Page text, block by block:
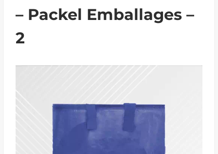
– Packel Emballages –
2